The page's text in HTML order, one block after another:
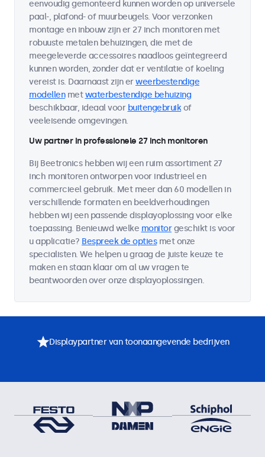
eenvoudig gemonteerd kunnen worden op universele
paal-, plafond- of muurbeugels. Voor verzonken
montage en inbouw zijn er 27 inch monitoren met
robuuste metalen behuizingen, die met de
meegeleverde accessoires naadloos geïntegreerd
kunnen worden, zonder dat er ventilatie of koeling
vereist is. Daarnaast zijn erweerbestendige
modellenmetwaterbestendige behuizing
beschikbaar, ideaal voor buitengebruikof
veeleisende omgevingen.
Uw partner in professionele 27 inch monitoren
Bij Beetronics hebben wij een ruim assortiment 27
inch monitoren ontworpen voor industrieel en
commercieel gebruik. Met meer dan 60 modellen in
verschillende formaten en beeldverhoudingen
hebben wij een passende displayoplossing voor elke
toepassing. Benieuwd welke monitorgeschikt is voor
u applicatie? Bespreek de optiesmet onze
specialisten. We helpen u graag de juiste keuze te
maken en staan klaar om al uw vragen te
beantwoorden over onze displayoplossingen.
Displaypartner van toonaangevende bedrijven